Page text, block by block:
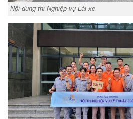
Nội dung thi Nghiệp vụ Lái xe